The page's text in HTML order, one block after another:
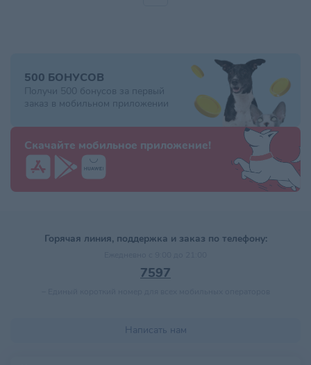
500 БОНУСОВ
Получи 500 бонусов за первый
заказ в мобильном приложении
Скачайте мобильное приложение!
Горячая линия, поддержка и заказ по телефону:
7597
Написать нам